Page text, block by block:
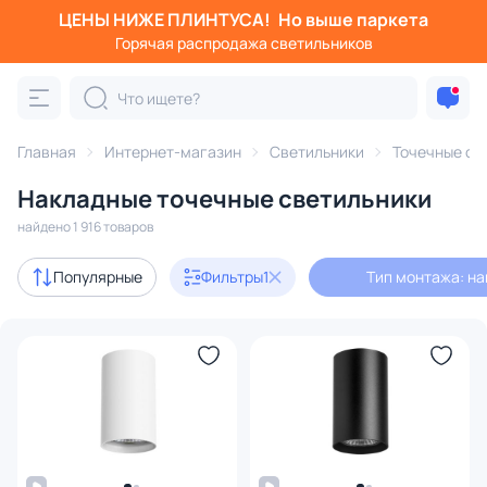
ЦЕНЫ НИЖЕ ПЛИНТУСА! Но выше паркета
Горячая распродажа светильников
Главная Интернет-магазин Светильники Точечные
Накладные точечные светильники
найдено 1 916 товаров
Популярные Фильтры1 Тип монтажа:
Фильтры
Категория: Точечные светильники
светильники накладные споты
Акции 205
511
Доставка